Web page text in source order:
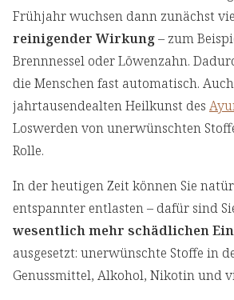
Frühjahr wuchsen dann zunächst
reinigender Wirkung– zum
Brennnessel oder Löwenzahn.
die Menschen fast automatisch.
jahrtausendealten Heilkunst des
Loswerden von unerwünschten
Rolle.
In der heutigen Zeit können Sie
entspannter entlasten – dafür sind
wesentlich mehr schädlichen
ausgesetzt: unerwünschte Stoffe in
Genussmittel, Alkohol, Nikotin und